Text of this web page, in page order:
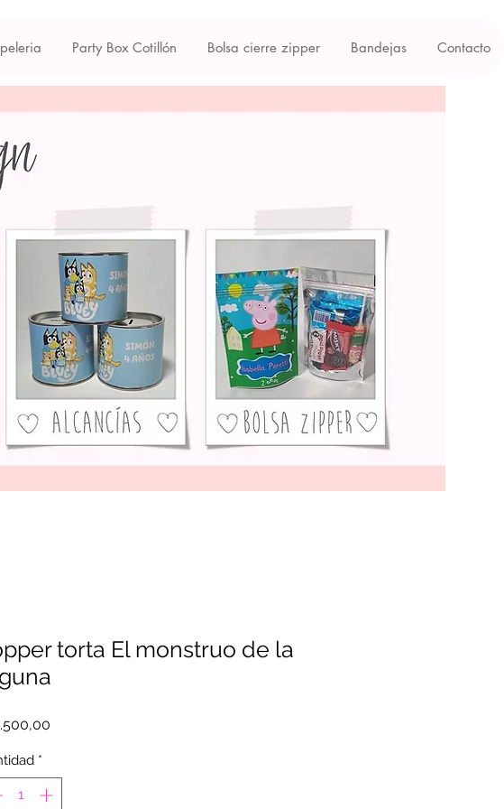
Party Box Cotillón Bolsa cierre zipper Bandejas Contacto
torta El monstruo de la
*